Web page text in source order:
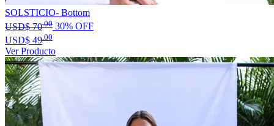
SOLSTICIO- Bottom
USD$70.00 30% OFF
USD$ 49 .00
Ver Producto